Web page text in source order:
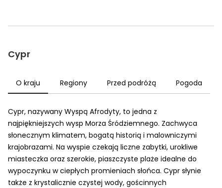
Cypr
O kraju Regiony Przed podróżą Pogoda
Cypr, nazywany Wyspą Afrodyty, to jedna z
najpiękniejszych wysp Morza Śródziemnego. Zachwyca
słonecznym klimatem, bogatą historią i malowniczymi
krajobrazami. Na wyspie czekają liczne zabytki, urokliwe
miasteczka oraz szerokie, piaszczyste plaże idealne do
wypoczynku w ciepłych promieniach słońca. Cypr słynie
także z krystalicznie czystej wody, gościnnych